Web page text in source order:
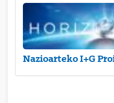
Nazioarteko I+G